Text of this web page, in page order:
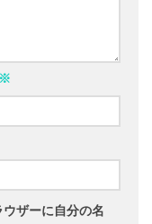
※
ザーに自分の名